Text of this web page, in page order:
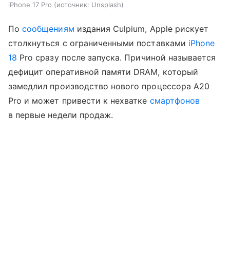
iPhone 17 Pro источник: Unsplash
Посообщениям издания Culpium, Apple рискует
столкнуться с ограниченными поставками iPhone
18 Pro сразу после запуска. Причиной называется
дефицит оперативной памяти DRAM, который
замедлил производство нового процессора A20
Pro и может привести к нехватке смартфонов
в первые недели продаж.